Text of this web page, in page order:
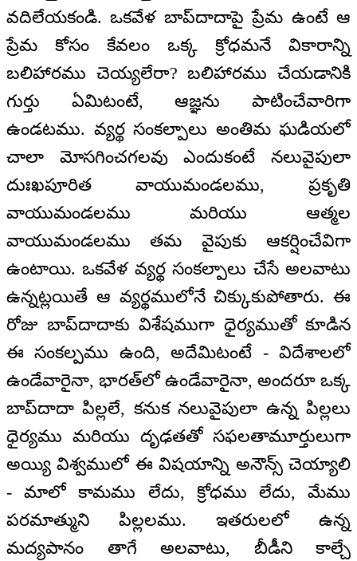
వదిలేయకండి. ఒకవేళ బాప్‌దాదాపై ప్రేమ ఉంటే ఆ
ప్రేమ కోసం కేవలం ఒక్క క్రోధమనే వికారాన్ని
బలిహారము చెయ్యలేరా? బలిహారము చేయడానికి
గుర్తు ఏమిటంటే, ఆజ్ఞను పాటించేవారిగా
ఉండటము. వ్యర్థ సంకల్పాలు అంతిమ ఘడియలో
చాలా మోసగించగలవు ఎందుకంటే నలువైపులా
దుఃఖపూరిత వాయుమండలము, ప్రకృతి
వాయుమండలము మరియు ఆత్మల
వాయుమండలము తమ వైపుకు ఆకర్షించేవిగా
ఉంటాయి. ఒకవేళ వ్యర్థ సంకల్పాలు చేసే అలవాటు
ఉన్నట్లయితే ఆ వ్యర్థములోనే చిక్కుకుపోతారు. ఈ
రోజు బాప్‌దాదాకు విశేషముగా ధైర్యముతో కూడిన
ఈ సంకల్పము ఉంది, అదేమిటంటే - విదేశాలలో
ఉండేవారైనా, భారత్‌లో ఉండేవారైనా, అందరూ ఒక్క
బాప్‌దాదా పిల్లలే, కనుక నలువైపులా ఉన్న పిల్లలు
ధైర్యము మరియు దృఢతతో సఫలతామూర్తులుగా
అయ్యి విశ్వములో ఈ విషయాన్ని అనౌన్స్ చెయ్యాలి
- మాలో కామము లేదు, క్రోధము లేదు, మేము
పరమాత్ముని పిల్లలము. ఇతరులలో ఉన్న
మద్యపానం తాగే అలవాటు, బీడీని కాల్చే